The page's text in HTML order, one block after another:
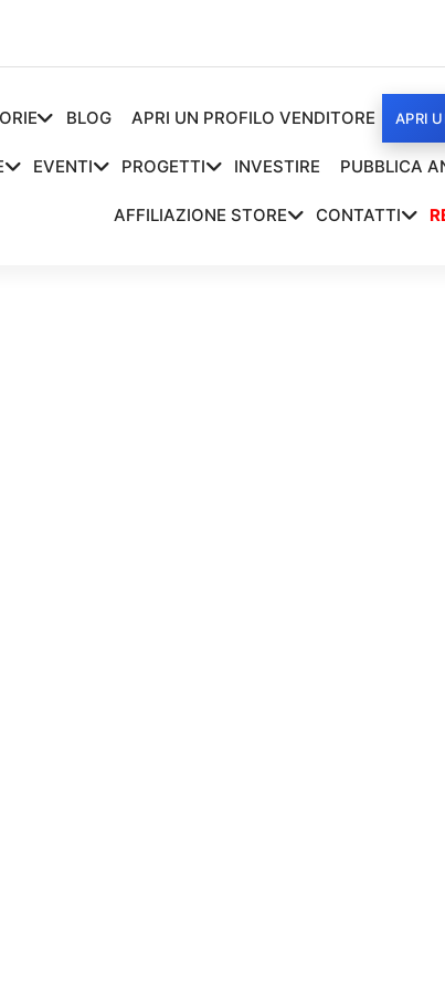
BLOG APRI UN PROFILO VENDITORE APRI
EVENTI PROGETTI INVESTIRE PUBBLICA
AFFILIAZIONE STORE CONTATTI